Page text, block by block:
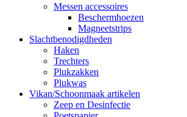
Messen accessoires
Beschermhoezen
Magneetstrips
Slachtbenodigdheden
Haken
Trechters
Plukzakken
Plukwas
Vikan/Schoonmaak artikelen
Zeep en Desinfectie